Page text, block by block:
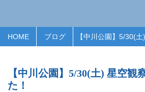
HOME ブログ
【中川公園】5/30(土) 星空観
た！